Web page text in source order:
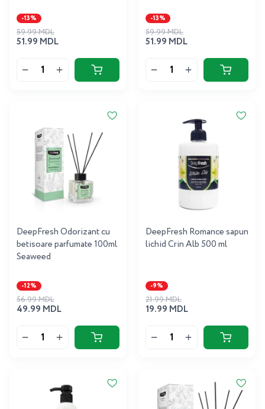
-13%
51.99 MDL
59.99 MDL
-13%
51.99 MDL
59.99 MDL
DeepFresh Odorizant cu
betisoare parfumate 100ml
Seaweed
-12%
49.99 MDL
56.99 MDL
DeepFresh Romance sapun
lichid Crin Alb 500 ml
-9%
19.99 MDL
21.99 MDL